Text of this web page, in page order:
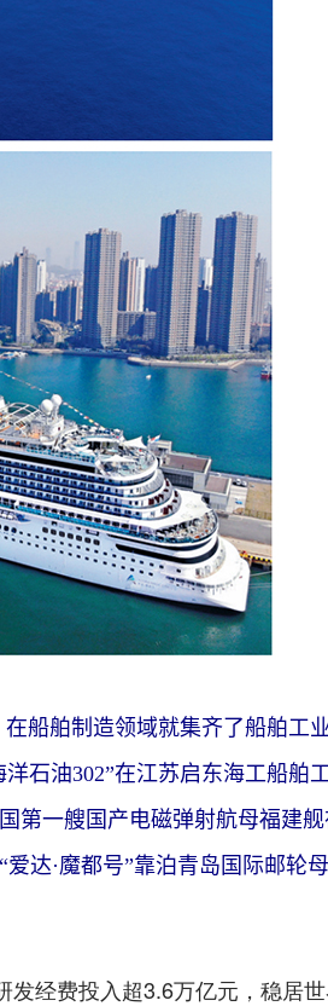
舶制造领域就集齐了船舶工
石油302”在江苏启东海工船舶
第一艘国产电磁弹射航母福建
达·魔都号”靠泊青岛国际邮轮
经费投入超3.6万亿元，稳居